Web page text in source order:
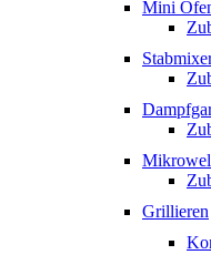
Mini
Grillieren